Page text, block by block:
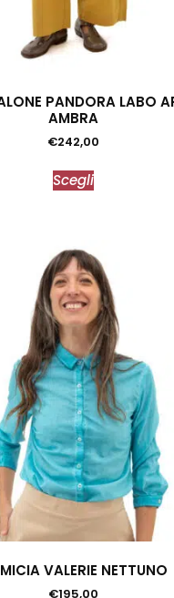
PANDORA LABO
AMBRA
€242,00
Scegli
VALERIE NETTUNO
€195,00